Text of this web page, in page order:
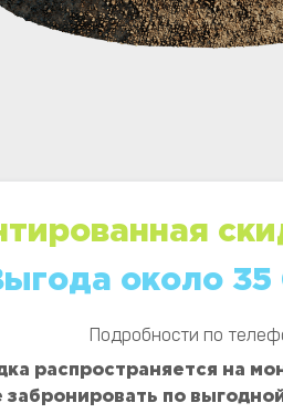
около
Подробности по
распространяется на
забронировать по